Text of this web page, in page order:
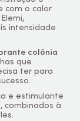
com o calor
intensidade
colônia
que
ter para
e estimulante
combinados à